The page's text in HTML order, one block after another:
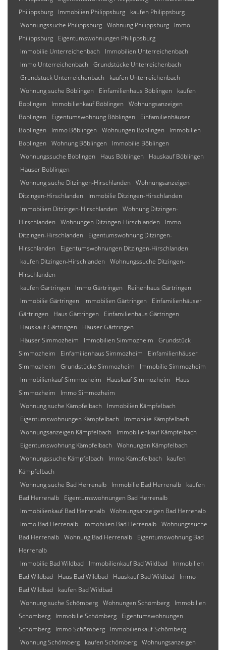
Philippsburg
Immobilien Philippsburg
kaufen Philippsburg
Wohnungssuche Philippsburg Wohnung Philippsburg
Immo
Philippsburg
Eigentumswohnungen Philippsburg
Immobilie Unterreichenbach
Immobilien Unterreichenbach
Immo Unterreichenbach
Grundstücke Unterreichenbach
Grundstück Unterreichenbach
kaufen Unterreichenbach
Wohnung suche Böblingen
Einfamilienhaus Böblingen
kaufen
Böblingen
Immobilienkauf Böblingen
Wohnungsanzeigen
Böblingen
Eigentumswohnung Böblingen
Einfamilienhäuser
Böblingen
Immo Böblingen Wohnungen Böblingen
Immobilien
Böblingen
Wohnung Böblingen
Immobilie Böblingen
Wohnungssuche Böblingen
Haus Böblingen
Hauskauf Böblingen
Häuser Böblingen
Wohnung suche Ditzingen-Hirschlanden
Wohnungsanzeigen
Ditzingen-Hirschlanden
Immobilie Ditzingen-Hirschlanden
Immobilien Ditzingen-Hirschlanden
Wohnung Ditzingen-
Hirschlanden
Wohnungen Ditzingen-Hirschlanden
Immo
Ditzingen-Hirschlanden
Eigentumswohnung Ditzingen-
Hirschlanden
Eigentumswohnungen Ditzingen-Hirschlanden
kaufen Ditzingen-Hirschlanden
Wohnungssuche Ditzingen-
Hirschlanden
kaufen Gärtringen
Immo Gärtringen
Reihenhaus Gärtringen
Immobilie Gärtringen
Immobilien Gärtringen
Einfamilienhäuser
Gärtringen
Haus Gärtringen
Einfamilienhaus Gärtringen
Hauskauf Gärtringen
Häuser Gärtringen
Häuser Simmozheim
Immobilien Simmozheim
Grundstück
Simmozheim
Einfamilienhaus Simmozheim
Einfamilienhäuser
Simmozheim
Grundstücke Simmozheim
Immobilie Simmozheim
Immobilienkauf Simmozheim
Hauskauf Simmozheim
Haus
Simmozheim
Immo Simmozheim
Wohnung suche Kämpfelbach
Immobilien Kämpfelbach
Eigentumswohnungen Kämpfelbach
Immobilie Kämpfelbach
Wohnungsanzeigen Kämpfelbach
Immobilienkauf Kämpfelbach
Eigentumswohnung Kämpfelbach
Wohnungen Kämpfelbach
Wohnungssuche Kämpfelbach
Immo Kämpfelbach
kaufen
Kämpfelbach
Wohnung suche Bad Herrenalb
Immobilie Bad Herrenalb
kaufen
Bad Herrenalb
Eigentumswohnungen Bad Herrenalb
Immobilienkauf Bad Herrenalb Wohnungsanzeigen Bad Herrenalb
Immo Bad Herrenalb
Immobilien Bad Herrenalb Wohnungssuche
Bad Herrenalb Wohnung Bad Herrenalb
Eigentumswohnung Bad
Herrenalb
Immobilie Bad Wildbad
Immobilienkauf Bad Wildbad
Immobilien
Bad Wildbad
Haus Bad Wildbad Hauskauf Bad Wildbad
Immo
Bad Wildbad
kaufen Bad Wildbad
Wohnung suche Schömberg Wohnungen Schömberg
Immobilien
Schömberg
Immobilie Schömberg
Eigentumswohnungen
Schömberg
Immo Schömberg
Immobilienkauf Schömberg
Wohnung Schömberg
kaufen Schömberg Wohnungsanzeigen